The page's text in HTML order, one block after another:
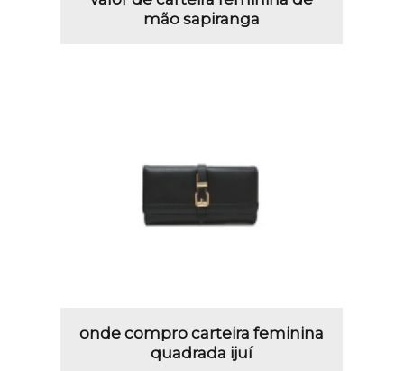
mão sapiranga
onde compro carteira feminina
quadrada ijuí